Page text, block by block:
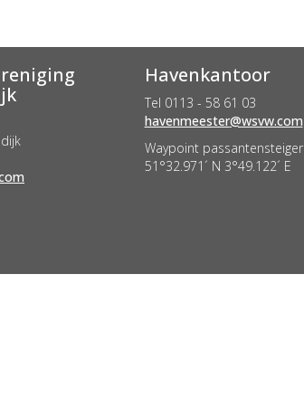
Havenkantoor
Tel 0113 - 58 61 03
retseemnevah@wsvw.com
Waypoint passantensteiger
51°32.971´ N 3°49.122´ E